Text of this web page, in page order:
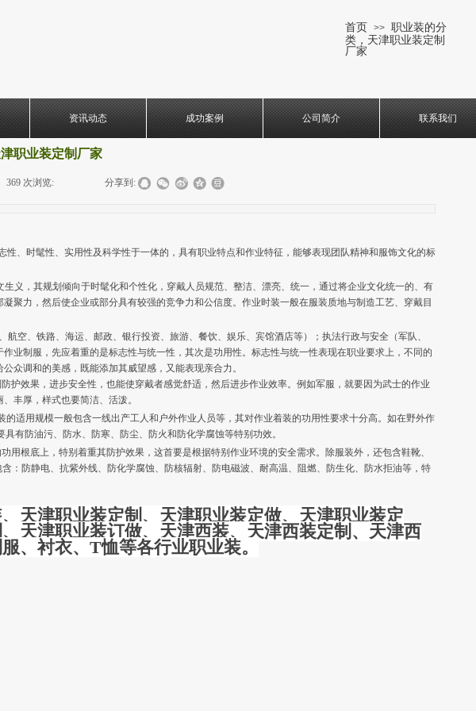
首页 >> 职业装的分
类，天津职业装定制
厂家
资讯动态 成功案例 公司简介 联系我们
职业装定制厂家
369 次浏览: 分享到:
性、时髦性、实用性及科学性于一体的，具有职业特点和作业特征，能够表现团队精神和服饰文化的标
义，其规划倾向于时髦化和个性化，穿戴人员规范、整洁、漂亮、统一，通过将企业文化统一的、有
聚力，然后使企业或部分具有较强的竞争力和公信度。作业时装一般在服装质地与制造工艺、穿戴目
空、铁路、海运、邮政、银行投资、旅游、餐饮、娱乐、宾馆酒店等）；执法行政与安全（军队、
业制服，先应着重的是标志性与统一性，其次是功用性。标志性与统一性表现在职业要求上，不同的
众调和的美感，既能添加其威望感，又能表现亲合力。
效果，进步安全性，也能使穿戴者感觉舒适，然后进步作业效率。例如军服，就要因为武士的作业
丰厚，样式也要简洁、活泼。
适用规模一般包含一线出产工人和户外作业人员等，其对作业着装的功用性要求十分高。如在野外作
有防油污、防水、防寒、防尘、防火和防化学腐蚀等特别功效。
用根底上，特别着重其防护效果，这首要是根据特别作业环境的安全需求。除服装外，还包含鞋靴、
：防静电、抗紫外线、防化学腐蚀、防核辐射、防电磁波、耐高温、阻燃、防生化、防水拒油等，特
天津职业装定制、天津职业装定做、天津职业装定
天津职业装订做、天津西装、天津西装定制、天津西
、衬衣、T恤等各行业职业装。